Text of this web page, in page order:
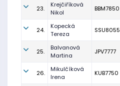
23.
Krejčiříková
Nikol
BBM7850
24.
Kopecká
Tereza
SSU8055
25.
Balvanová
Martina
JPV7777
26.
Mikulčíková
Irena
KUB7750